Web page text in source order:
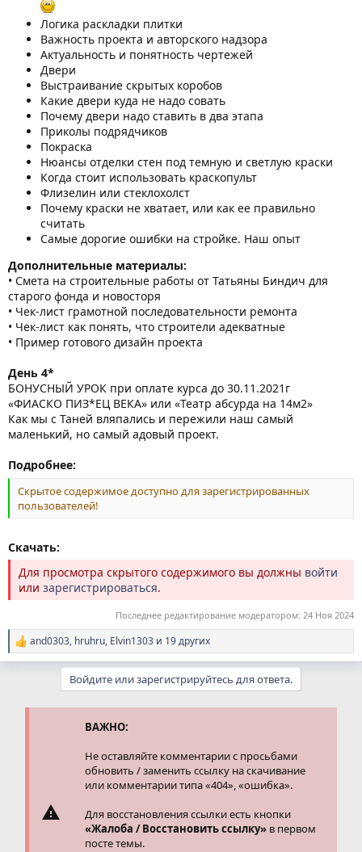
Логика раскладки плитки
Важность проекта и авторского надзора
Актуальность и понятность чертежей
Двери
Выстраивание скрытых коробов
Какие двери куда не надо совать
Почему двери надо ставить в два этапа
Приколы подрядчиков
Покраска
Нюансы отделки стен под темную и светлую краски
Когда стоит использовать краскопульт
Флизелин или стеклохолст
Почему краски не хватает, или как ее правильно
считать
Самые дорогие ошибки на стройке. Наш опыт
Дополнительные материалы:
• Смета на строительные работы от Татьяны Биндич для
старого фонда и новосторя
• Чек-лист грамотной последовательности ремонта
• Чек-лист как понять, что строители адекватные
• Пример готового дизайн проекта
День 4*
БОНУСНЫЙ УРОК при оплате курса до 30.11.2021г
«ФИАСКО ПИЗ*ЕЦ ВЕКА» или «Театр абсурда на 14м2»
Как мы с Таней вляпались и пережили наш самый
маленький, но самый адовый проект.
Подробнее:
Скрытое содержимое доступно для зарегистрированных
пользователей!
Скачать:
Для просмотра скрытого содержимого вы должны войти
или зарегистрироваться.
Последнее редактирование модератором: 24 Ноя 2024
Р
е
and0303, hruhru, Elvin1303 и 19 других
Войдите или зарегистрируйтесь для ответа.
ВАЖНО:
Не оставляйте комментарии с просьбами
обновить / заменить ссылку на скачивание
или комментарии типа «404», «ошибка».
Для восстановления ссылки есть кнопки
«Жалоба / Восстановить ссылку» в первом
посте темы.